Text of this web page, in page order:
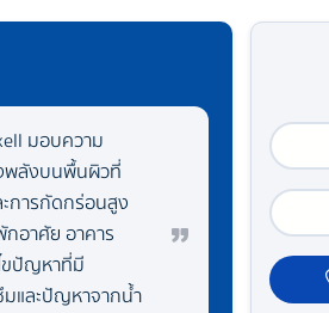
มอบความ
พลังบนพื้นผิวที่
การกัดกร่อนสูง
กอาศัย อาคาร
ขปัญหาที่มี
และปัญหาจากน้ำ